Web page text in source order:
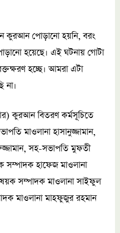
কুরআন পোড়ানো হয়নি, বরং
হয়েছে। এই ঘটনায় গোটা
হচ্ছে। আমরা এটা
না।
কুরআন বিতরণ কর্মসূচিতে
মাওলানা হাসানুজ্জামান,
সহ-সভাপতি মুফতী
সম্পাদক হাফেজ মাওলানা
সম্পাদক মাওলানা সাইফুল
মাওলানা মাহফুজুর রহমান